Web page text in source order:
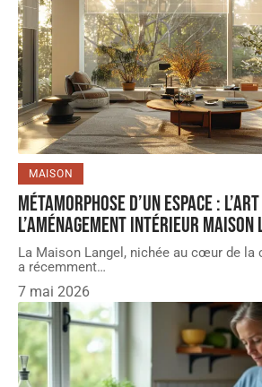
MAISON
Métamorphose d’un espace :
l’aménagement intérieur Maison
La Maison Langel, nichée au cœur de la
a récemment…
7 mai 2026